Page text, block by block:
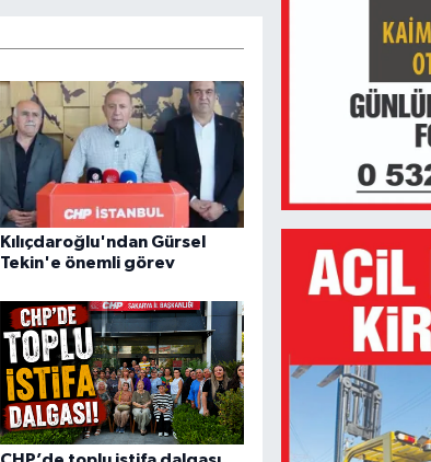
Kılıçdaroğlu'ndan Gürsel
Tekin'e önemli görev